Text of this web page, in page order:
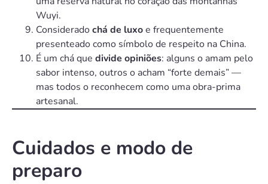
Wuyi.
Consideradochá de luxoe frequentemente
presenteado como símbolo de respeito na China.
É um chá que divide opiniões: alguns o amam pelo
sabor intenso, outros o acham “forte demais” —
mas todos o reconhecem como uma obra-prima
artesanal.
Cuidados e modo de
preparo